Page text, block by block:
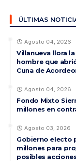
ÚLTIMAS
Agosto 04, 2026
Villanueva llora
hombre que
Cuna de
Agosto 04, 2026
Fondo Mixto
millones en
Agosto 03, 2026
Gobierno electo
millones para
posibles